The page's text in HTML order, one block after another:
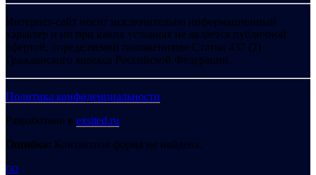
Интернет-сайт носит исключительно информационный
характер и ни при каких условиях не является публичной
офертой, определяемой положениями Статьи 437 (2)
Гражданского кодекса Российской Федерации.
Политика конфиденциальности
Разработано в exsited.ru
Ошибка: Контактная форма не найдена.
GO